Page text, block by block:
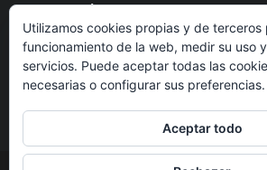
Búsqueda
Utilizamos cookies propias y de
funcionamiento de la web, medir su uso
servicios. Puede aceptar todas las
necesarias o configurar sus preferencias.
Aceptar todo